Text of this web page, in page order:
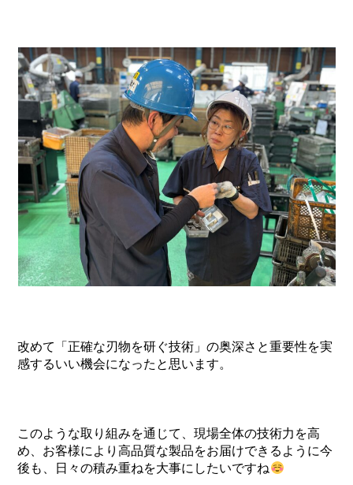
改めて「正確な刃物を研ぐ技術」の奥深さと重要性を実
感するいい機会になったと思います。
このような取り組みを通じて、現場全体の技術力を高
め、お客様により高品質な製品をお届けできるように今
後も、日々の積み重ねを大事にしたいですね